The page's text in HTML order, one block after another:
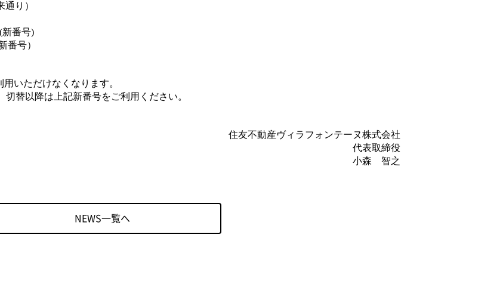
通り）
(新番号)
番号）
いただけなくなります。
替以降は上記新番号をご利用ください。
住友不動産ヴィラフォンテーヌ株式会社
代表取締役
小森 智之
NEWS一覧へ